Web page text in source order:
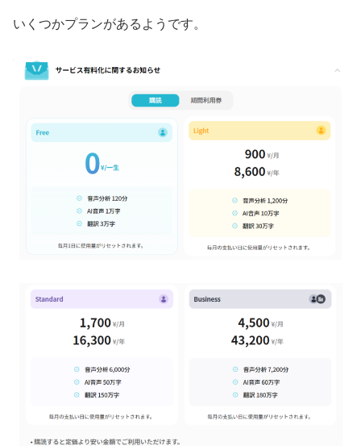
いくつかプランがあるようです。